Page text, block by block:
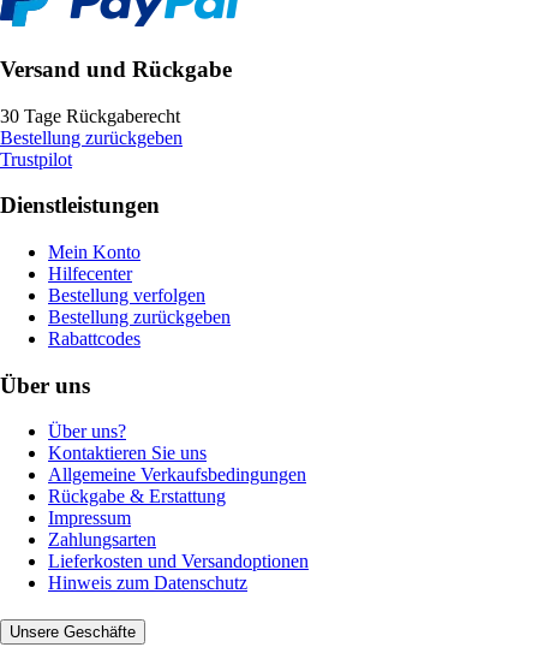
Versand und Rückgabe
30 Tage Rückgaberecht
Bestellung zurückgeben
Trustpilot
Dienstleistungen
Mein Konto
Hilfecenter
Bestellung verfolgen
Bestellung zurückgeben
Rabattcodes
Über uns
Über uns?
Kontaktieren Sie uns
Allgemeine Verkaufsbedingungen
Rückgabe & Erstattung
Impressum
Zahlungsarten
Lieferkosten und Versandoptionen
Hinweis zum Datenschutz
Unsere Geschäfte